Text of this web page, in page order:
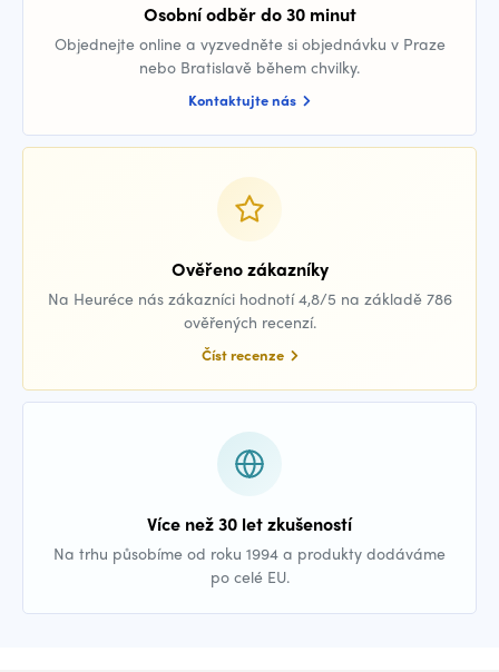
Osobní odběr do 30 minut
Objednejte online a vyzvedněte si objednávku v Praze
nebo Bratislavě během chvilky.
Kontaktujte nás
Ověřeno zákazníky
Na Heuréce nás zákazníci hodnotí 4,8/5 na základě 786
ověřených recenzí.
Číst recenze
Více než 30 let zkušeností
Na trhu působíme od roku 1994 a produkty dodáváme
po celé EU.